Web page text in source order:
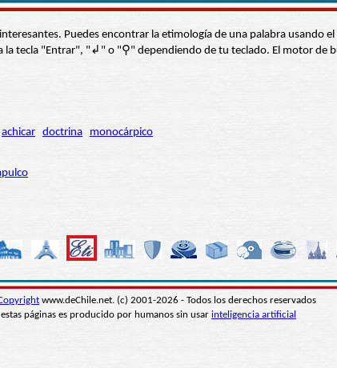
Puedes encontrar la etimología de una palabra usando
la tecla "Entrar", "↲" o "⚲" dependiendo de tu teclado. El motor de
achicar doctrina monocárpico
www.deChile.net. (c) 2001-2026 - Todos los derechos reservados
páginas es producido por humanos sin usar inteligencia artificial